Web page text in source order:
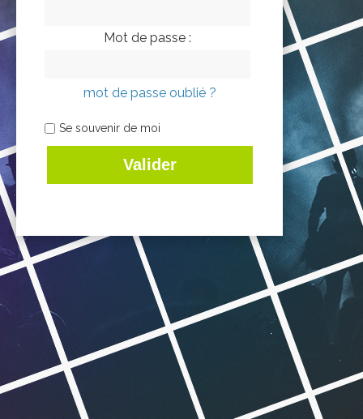
Mot de passe :
mot de passe oublié ?
Se souvenir de moi